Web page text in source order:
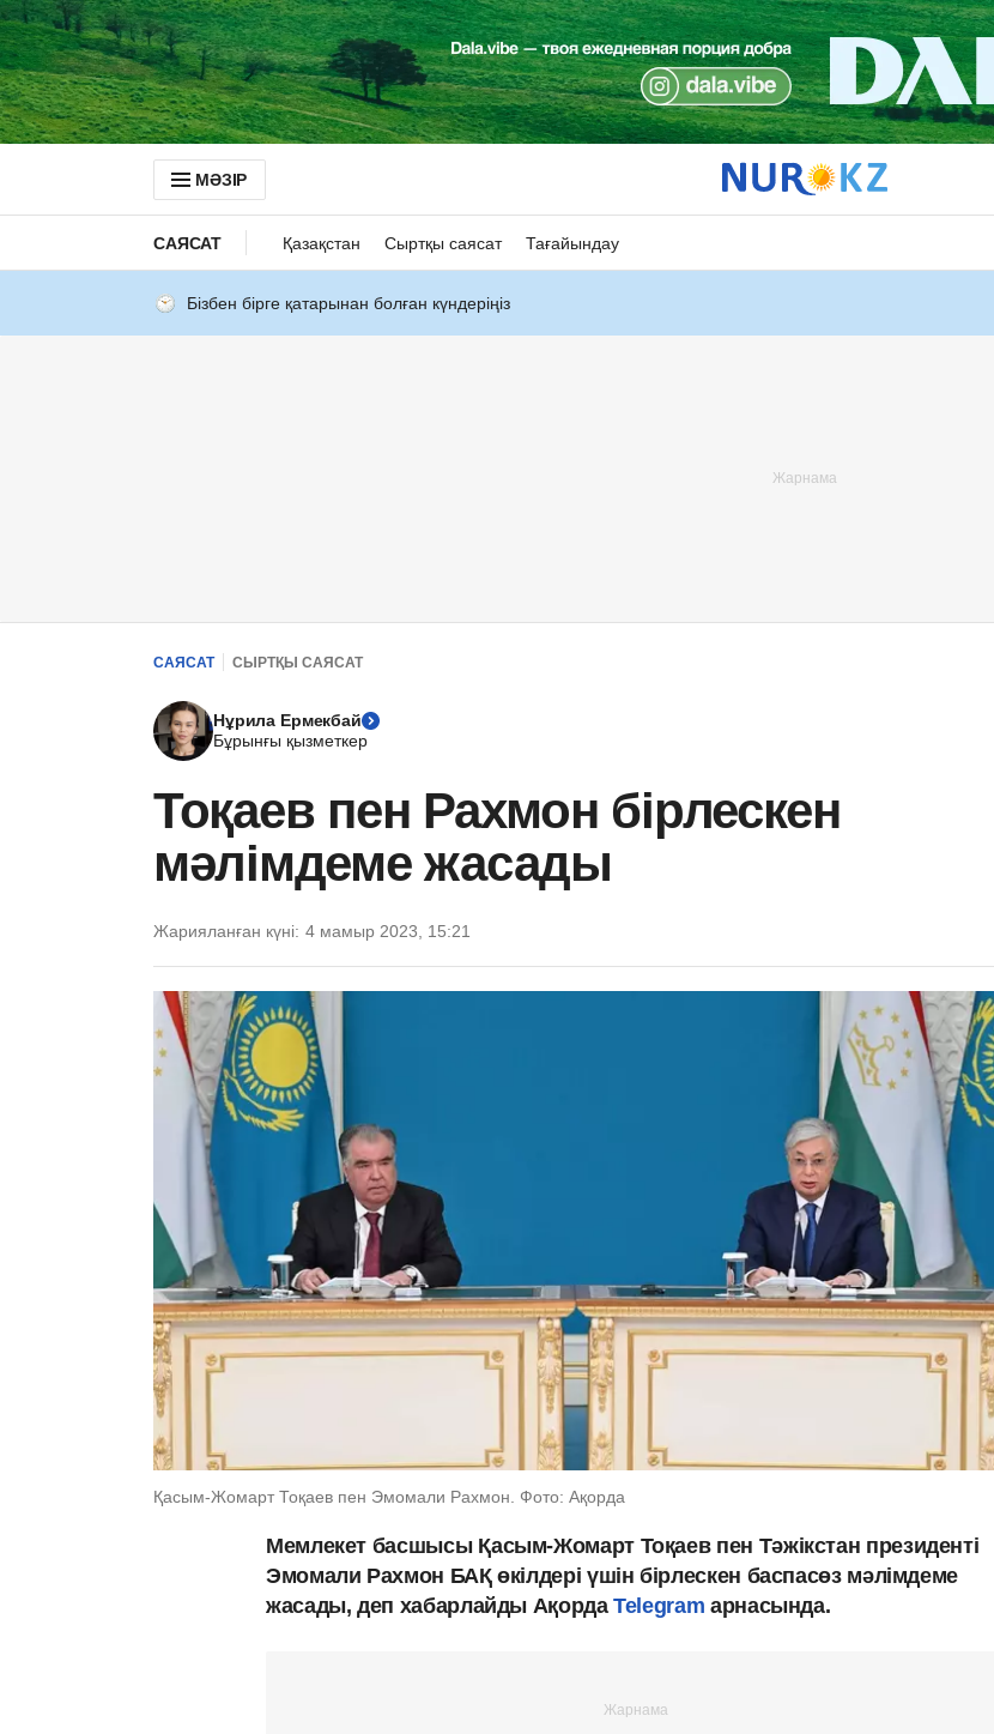
МӘЗІР
САЯСАТ Қазақстан Сыртқы саясат Тағайындау
Бізбен бірге қатарынан болған күндеріңіз
САЯСАТ СЫРТҚЫ САЯСАТ
Нұрила Ермекбай
Бұрынғы қызметкер
Тоқаев пен Рахмон бірлескен
мәлімдеме жасады
Жарияланған күні: 4 мамыр 2023, 15:21
Қасым-Жомарт Тоқаев пен Эмомали Рахмон. Фото: Ақорда
Мемлекет басшысы Қасым-Жомарт Тоқаев пен Тәжікстан президенті
Эмомали Рахмон БАҚ өкілдері үшін бірлескен баспасөз мәлімдеме
жасады, деп хабарлайды АқордаTelegram арнасында.